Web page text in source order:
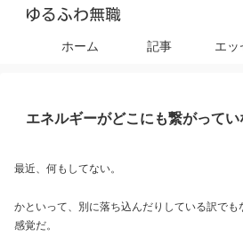
ゆるふわ無職
ホーム 記事 エッ
エネルギーがどこにも繋がってい
最近、何もしてない。
かといって、別に落ち込んだりしている訳で
感覚だ。